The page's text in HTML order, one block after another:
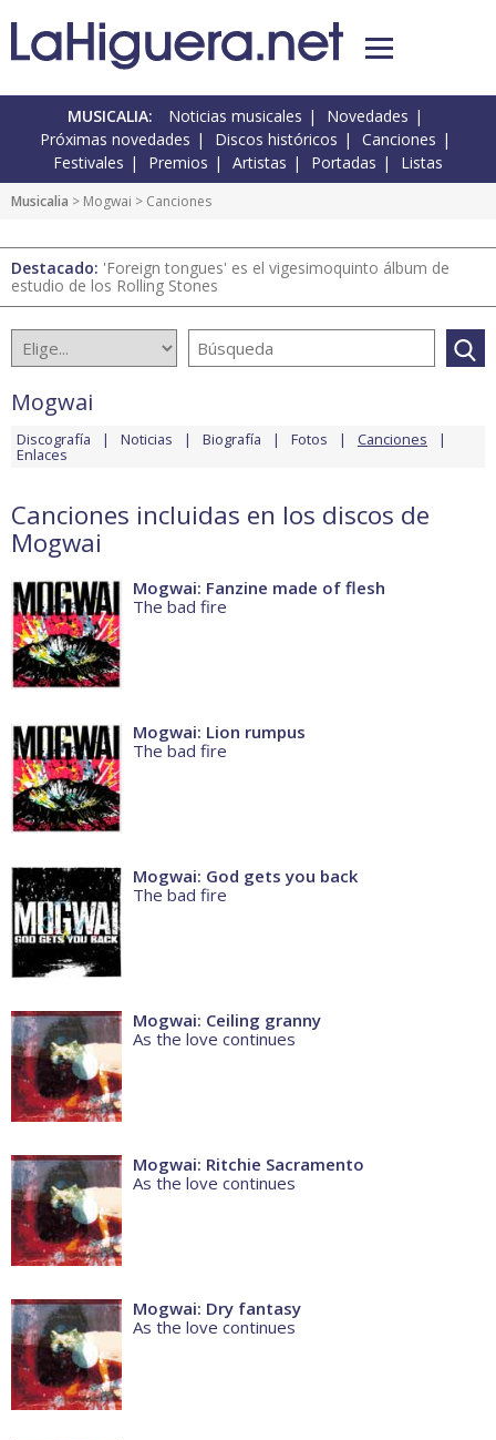
MUSICALIA: Noticias musicales
Novedades
Próximas novedades
Discos históricos
Canciones
Festivales
Premios Artistas Portadas Listas
Musicalia > Mogwai > Canciones
Destacado: 'Foreign tongues' es el vigesimoquinto álbum de
estudio de los Rolling Stones
Mogwai
Discografía Noticias Biografía Fotos Canciones
Enlaces
Canciones incluidas en los discos de
Mogwai
Mogwai: Fanzine made of flesh
The bad fire
Mogwai: Lion rumpus
The bad fire
Mogwai: God gets you back
The bad fire
Mogwai: Ceiling granny
As the love continues
Mogwai: Ritchie Sacramento
As the love continues
Mogwai: Dry fantasy
As the love continues